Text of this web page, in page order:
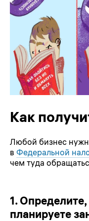
Как
Любой бизнес
в Федеральной
чем туда
1.
планируете